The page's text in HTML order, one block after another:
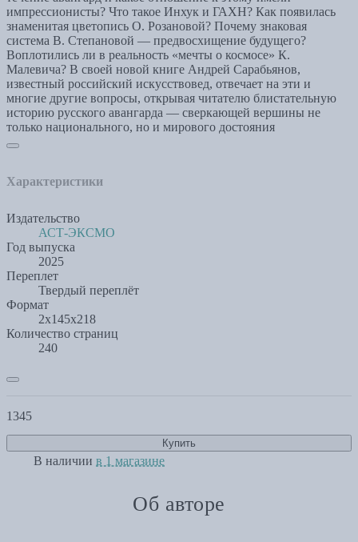
импрессионисты? Что такое Инхук и ГАХН? Как появилась
знаменитая цветопись О. Розановой? Почему знаковая
система В. Степановой — предвосхищение будущего?
Воплотились ли в реальность «мечты о космосе» К.
Малевича? В своей новой книге Андрей Сарабьянов,
известный российский искусствовед, отвечает на эти и
многие другие вопросы, открывая читателю блистательную
историю русского авангарда — сверкающей вершины не
только национального, но и мирового достояния
Характеристики
Издательство
АСТ-ЭКСМО
Год выпуска
2025
Переплет
Твердый переплёт
Формат
2x145x218
Количество страниц
240
1345
Купить
В наличии в 1 магазине
Об авторе